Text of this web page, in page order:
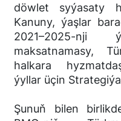
döwlet syýasaty
Kanuny, ýaşlar
2021–2025-
maksatnamasy,
halkara
ýyllar üçin
Şunuň bilen